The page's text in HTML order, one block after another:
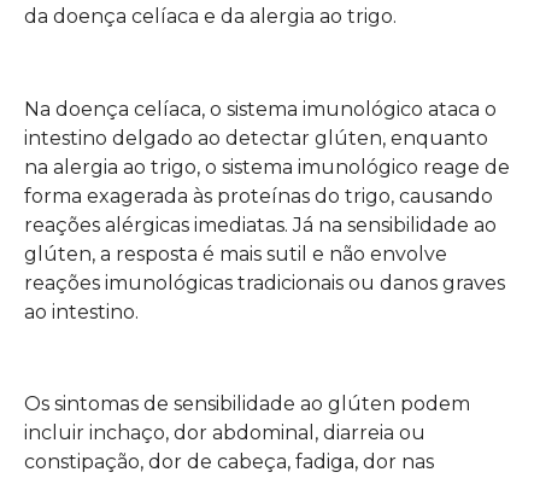
da doença celíaca e da alergia ao trigo.
Na doença celíaca, o sistema imunológico ataca o
intestino delgado ao detectar glúten, enquanto
na alergia ao trigo, o sistema imunológico reage de
forma exagerada às proteínas do trigo, causando
reações alérgicas imediatas. Já na sensibilidade ao
glúten, a resposta é mais sutil e não envolve
reações imunológicas tradicionais ou danos graves
ao intestino.
Os sintomas de sensibilidade ao glúten podem
incluir inchaço, dor abdominal, diarreia ou
constipação, dor de cabeça, fadiga, dor nas